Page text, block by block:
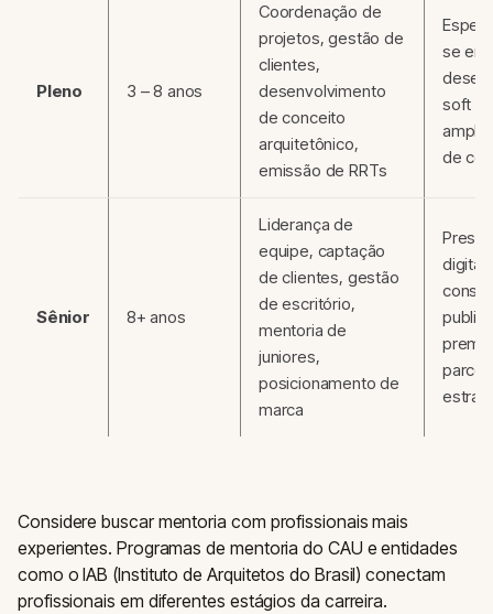
Pleno 3 – 8 anos
Coordenação de
projetos, gestão de
clientes,
desenvolvimento
de conceito
arquitetônico,
emissão de RRTs
se em
soft
de
Sênior 8+ anos
Liderança de
equipe, captação
de clientes, gestão
de escritório,
mentoria de
juniores,
posicionamento de
marca
digital
Considere buscar mentoria com profissionais mais
experientes. Programas de mentoria do CAU e entidades
como o IAB (Instituto de Arquitetos do Brasil) conectam
profissionais em diferentes estágios da carreira.